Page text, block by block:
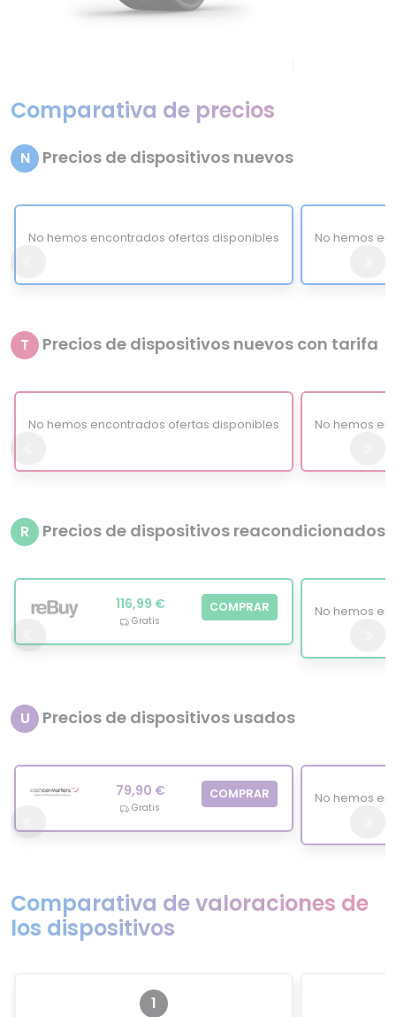
Comparativa de precios
N Precios de dispositivos nuevos
No hemos encontrados ofertas disponibles No hemos
T Precios de dispositivos nuevos con tarifa
No hemos encontrados ofertas disponibles No hemos
R Precios de dispositivos reacondicionados
116,99 €
Gratis
COMPRAR No hemos
U Precios de dispositivos usados
79,90 €
Gratis
COMPRAR No hemos
Comparativa de valoraciones de
los dispositivos
1